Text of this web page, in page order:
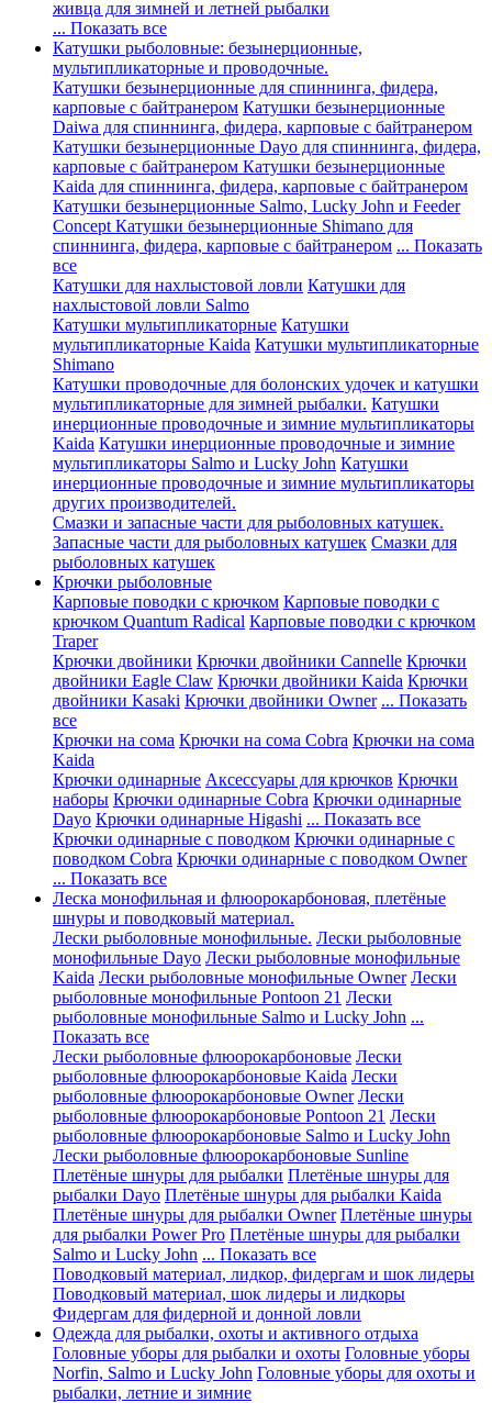
живца для зимней и летней рыбалки
... Показать все
Катушки рыболовные: безынерционные,
мультипликаторные и проводочные.
Катушки безынерционные для спиннинга, фидера,
карповые с байтранером Катушки безынерционные
Daiwa для спиннинга, фидера, карповые с байтранером
Катушки безынерционные Dayo для спиннинга, фидера,
карповые с байтранером Катушки безынерционные
Kaida для спиннинга, фидера, карповые с байтранером
Катушки безынерционные Salmo, Lucky John и Feeder
Concept Катушки безынерционные Shimano для
спиннинга, фидера, карповые с байтранером ... Показать
все
Катушки для нахлыстовой ловли Катушки для
нахлыстовой ловли Salmo
Катушки мультипликаторные Катушки
мультипликаторные Kaida Катушки мультипликаторные
Shimano
Катушки проводочные для болонских удочек и катушки
мультипликаторные для зимней рыбалки. Катушки
инерционные проводочные и зимние мультипликаторы
Kaida Катушки инерционные проводочные и зимние
мультипликаторы Salmo и Lucky John Катушки
инерционные проводочные и зимние мультипликаторы
других производителей.
Смазки и запасные части для рыболовных катушек.
Запасные части для рыболовных катушек Смазки для
рыболовных катушек
Крючки рыболовные
Карповые поводки с крючком Карповые поводки с
крючком Quantum Radical Карповые поводки с крючком
Traper
Крючки двойники Крючки двойники Cannelle Крючки
двойники Eagle Claw Крючки двойники Kaida Крючки
двойники Kasaki Крючки двойники Owner ... Показать
все
Крючки на сома Крючки на сома Cobra Крючки на сома
Kaida
Крючки одинарные Аксессуары для крючков Крючки
наборы Крючки одинарные Cobra Крючки одинарные
Dayo Крючки одинарные Higashi ... Показать все
Крючки одинарные с поводком Крючки одинарные с
поводком Cobra Крючки одинарные с поводком Owner
... Показать все
Леска монофильная и флюорокарбоновая, плетёные
шнуры и поводковый материал.
Лески рыболовные монофильные. Лески рыболовные
монофильные Dayo Лески рыболовные монофильные
Kaida Лески рыболовные монофильные Owner Лески
рыболовные монофильные Pontoon 21 Лески
рыболовные монофильные Salmo и Lucky John ...
Показать все
Лески рыболовные флюорокарбоновые Лески
рыболовные флюорокарбоновые Kaida Лески
рыболовные флюорокарбоновые Owner Лески
рыболовные флюорокарбоновые Pontoon 21 Лески
рыболовные флюорокарбоновые Salmo и Lucky John
Лески рыболовные флюорокарбоновые Sunline
Плетёные шнуры для рыбалки Плетёные шнуры для
рыбалки Dayo Плетёные шнуры для рыбалки Kaida
Плетёные шнуры для рыбалки Owner Плетёные шнуры
для рыбалки Power Pro Плетёные шнуры для рыбалки
Salmo и Lucky John ... Показать все
Поводковый материал, лидкор, фидергам и шок лидеры
Поводковый материал, шок лидеры и лидкоры
Фидергам для фидерной и донной ловли
Одежда для рыбалки, охоты и активного отдыха
Головные уборы для рыбалки и охоты Головные уборы
Norfin, Salmo и Lucky John Головные уборы для охоты и
рыбалки, летние и зимние